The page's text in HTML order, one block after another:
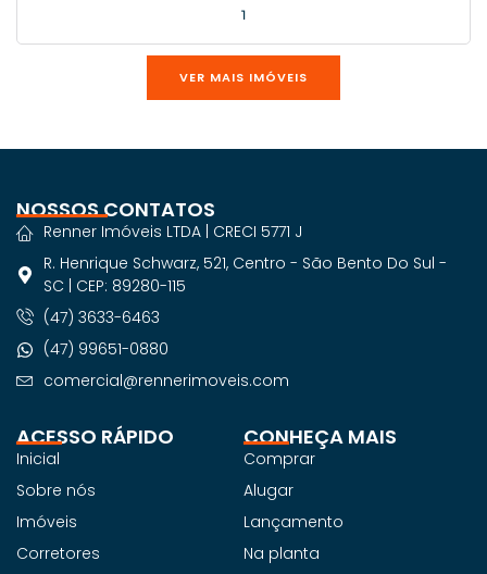
1
VER MAIS IMÓVEIS
ACESSO RÁPIDO
Inicial
Sobre nós
Imóveis
Corretores
CONHEÇA MAIS
Comprar
Alugar
Lançamento
Na planta
NOSSOS CONTATOS
Renner Imóveis LTDA | CRECI 5771 J
R. Henrique Schwarz, 521, Centro - São Bento Do Sul -
SC | CEP: 89280-115
(47) 3633-6463
(47) 99651-0880
comercial@rennerimoveis.com